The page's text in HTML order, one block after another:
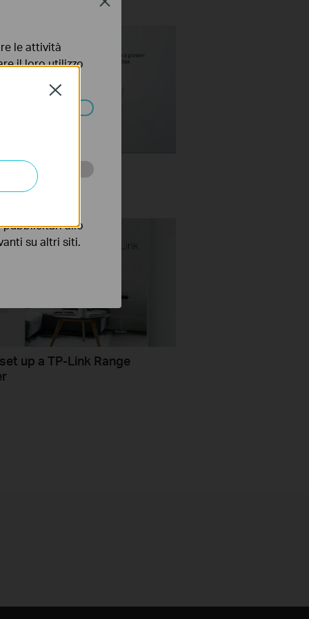
Up TP Link Range
via Tether App
up a TP-Link Range
Close
le attività
il loro utilizzo
essere
di
pubblicitari allo
su altri siti.